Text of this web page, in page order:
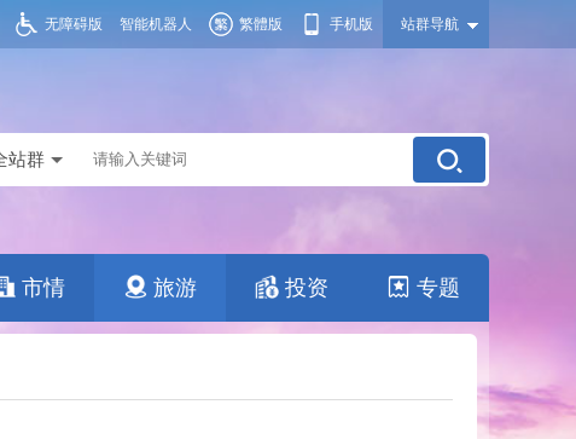
站群导航
无障碍版 智能机器人 繁體版 手机版
市情 旅游 投资 专题
站群